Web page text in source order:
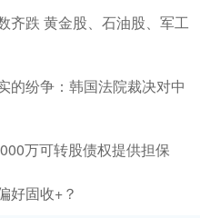
齐跌 黄金股、石油股、军工
的纷争：韩国法院裁决对中
万可转股债权提供担保
好固收+？